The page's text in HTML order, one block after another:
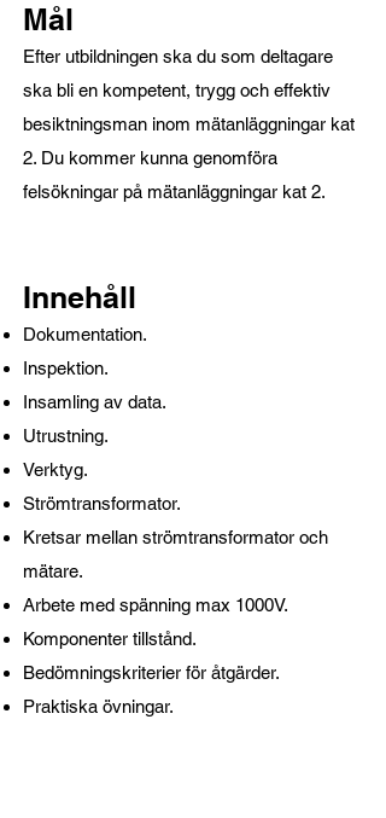
Mål
Efter utbildningen ska du som deltagare
ska bli en kompetent, trygg och effektiv
besiktningsman inom mätanläggningar kat
2. Du kommer kunna genomföra
felsökningar på mätanläggningar kat 2.
Innehåll
Dokumentation.
Inspektion.
Insamling av data.
Utrustning.
Verktyg.
Strömtransformator.
Kretsar mellan strömtransformator och
mätare.
Arbete med spänning max 1000V.
Komponenter tillstånd.
Bedömningskriterier för åtgärder.
Praktiska övningar.